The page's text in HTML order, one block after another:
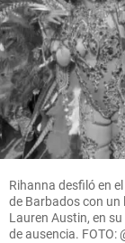
Rihanna desfiló en
de Barbados con un
Lauren Austin, en
de ausencia. FOTO: